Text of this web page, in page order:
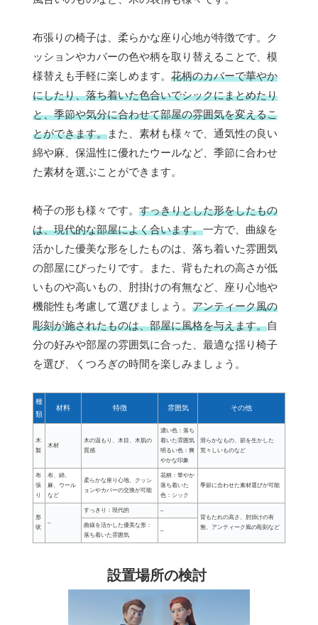
布張りの椅子は、柔らかな座り心地が特徴です。ク
ッションやカバーの色や柄を取り替えることで、模
様替えも手軽に楽しめます。 花柄のカバーで華やか
にしたり、落ち着いた色合いでシックにまとめたり
と、季節や気分に合わせて部屋の雰囲気を変えるこ
とができます。また、素材も様々で、通気性の良い
綿や麻、保温性に優れたウールなど、季節に合わせ
た素材を選ぶことができます。
椅子の形も様々です。 すっきりとした形をしたもの
は、現代的な部屋によく合います。一方で、曲線を
活かした優美な形をしたものは、落ち着いた雰囲気
の部屋にぴったりです。また、背もたれの高さが低
いものや高いもの、肘掛けの有無など、座り心地や
機能性も考慮して選びましょう。 アンティーク風の
彫刻が施されたものは、部屋に風格を与えます。自
分の好みや部屋の雰囲気に合った、最適な揺り椅子
を選び、くつろぎの時間を楽しみましょう。
種
類
材料 特徴 雰囲気 その他
木
製
木材
木の温もり、木目、木肌の
質感
濃い色：落ち
着いた雰囲気
明るい色：爽
やかな印象
滑らかなもの、節を生かした
荒々しいものなど
布
張
り
布、綿、
麻、ウール
など
柔らかな座り心地、クッシ
ョンやカバーの交換が可能
花柄：華やか
落ち着いた
色：シック
季節に合わせた素材選びが可能
形
状
–
すっきり：現代的
–
背もたれの高さ、肘掛けの有
無、アンティーク風の彫刻など
曲線を活かした優美な形：
落ち着いた雰囲気
–
設置場所の検討